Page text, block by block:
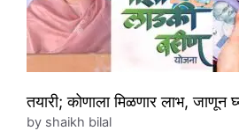
तयारी; कोणाला मिळणार लाभ, जाणून
by shaikh bilal